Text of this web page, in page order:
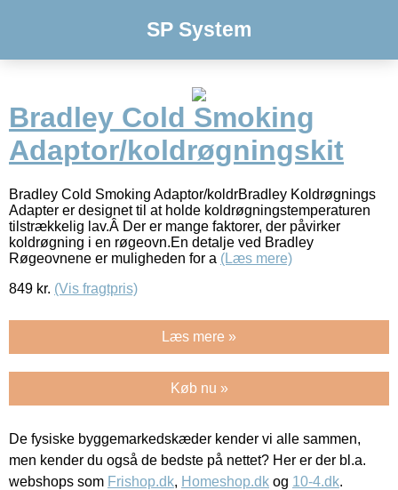
SP System
Bradley Cold Smoking
Adaptor/koldrøgningskit
Bradley Cold Smoking Adaptor/koldrBradley Koldrøgnings
Adapter er designet til at holde koldrøgningstemperaturen
tilstrækkelig lav.Â Der er mange faktorer, der påvirker
koldrøgning i en røgeovn.En detalje ved Bradley
Røgeovnene er muligheden for a (Læs mere)
849 kr. (Vis fragtpris)
Læs mere »
Køb nu »
De fysiske byggemarkedskæder kender vi alle sammen,
men kender du også de bedste på nettet? Her er der bl.a.
webshops som Frishop.dk, Homeshop.dk og 10-4.dk.